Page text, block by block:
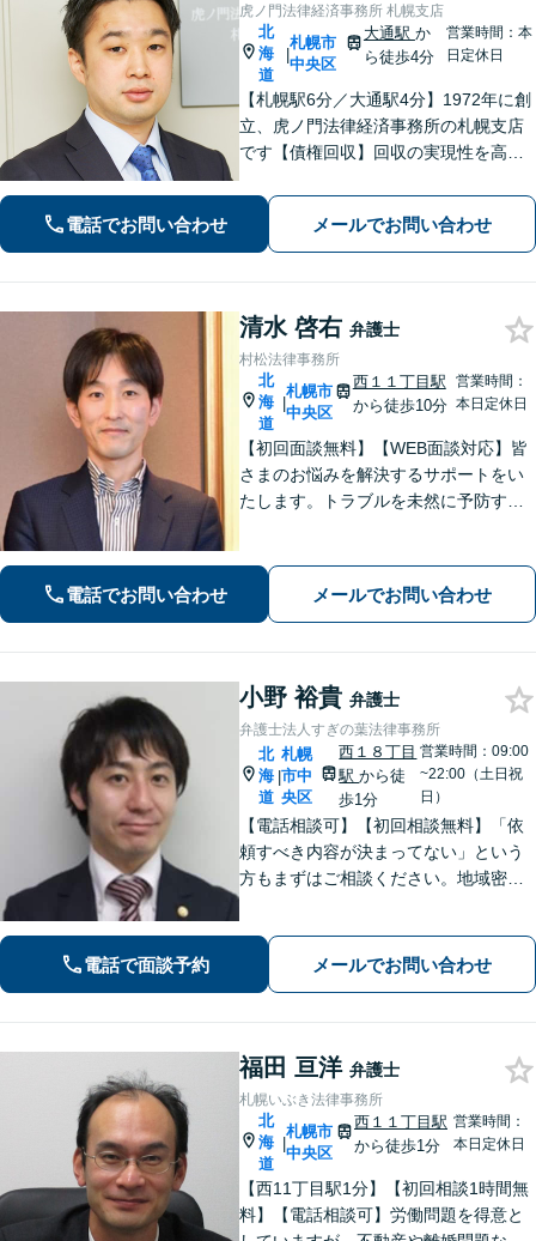
虎ノ門法律経済事務所 札幌支店
北
海
道
|
札幌市
中央区
大通駅 か
ら徒歩4分
営業時間：本
日定休日
【札幌駅6分／大通駅4分】1972年に創
立、虎ノ門法律経済事務所の札幌支店
です【債権回収】回収の実現性を高め
けます【労働・雇用】労使双方の対応
経験を活かし、相談者さまのご要望に
沿った解決策をご提案いたします
電話でお問い合わせ メールでお問い合わせ
清水 啓右 弁護士
村松法律事務所
北
海
道
|
札幌市
中央区
西１１丁目駅
から徒歩10分
営業時間：
本日定休日
【初回面談無料】【WEB面談対応】皆
さまのお悩みを解決するサポートをい
たします。トラブルを未然に予防する
電話でお問い合わせ メールでお問い合わせ
小野 裕貴 弁護士
弁護士法人すぎの葉法律事務所
北
海
道
|
札幌
市中
央区
西１８丁目
駅から徒
歩1分
営業時間：09:00
~22:00（土日祝
日）
【電話相談可】【初回相談無料】「依
頼すべき内容が決まってない」という
方もまずはご相談ください。地域密着
解決を目指します。刑事事件、離婚問
題、企業法務など幅広く対応できます
電話で面談予約 メールでお問い合わせ
福田 亘洋 弁護士
札幌いぶき法律事務所
北
海
道
|
札幌市
中央区
西１１丁目駅
から徒歩1分
営業時間：
本日定休日
【西11丁目駅1分】【初回相談1時間無
料】【電話相談可】労働問題を得意と